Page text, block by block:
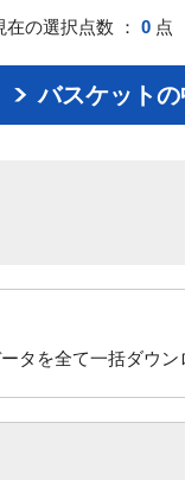
在の選択点数 ： 0 点
バスケット
タを全て一括ダウン